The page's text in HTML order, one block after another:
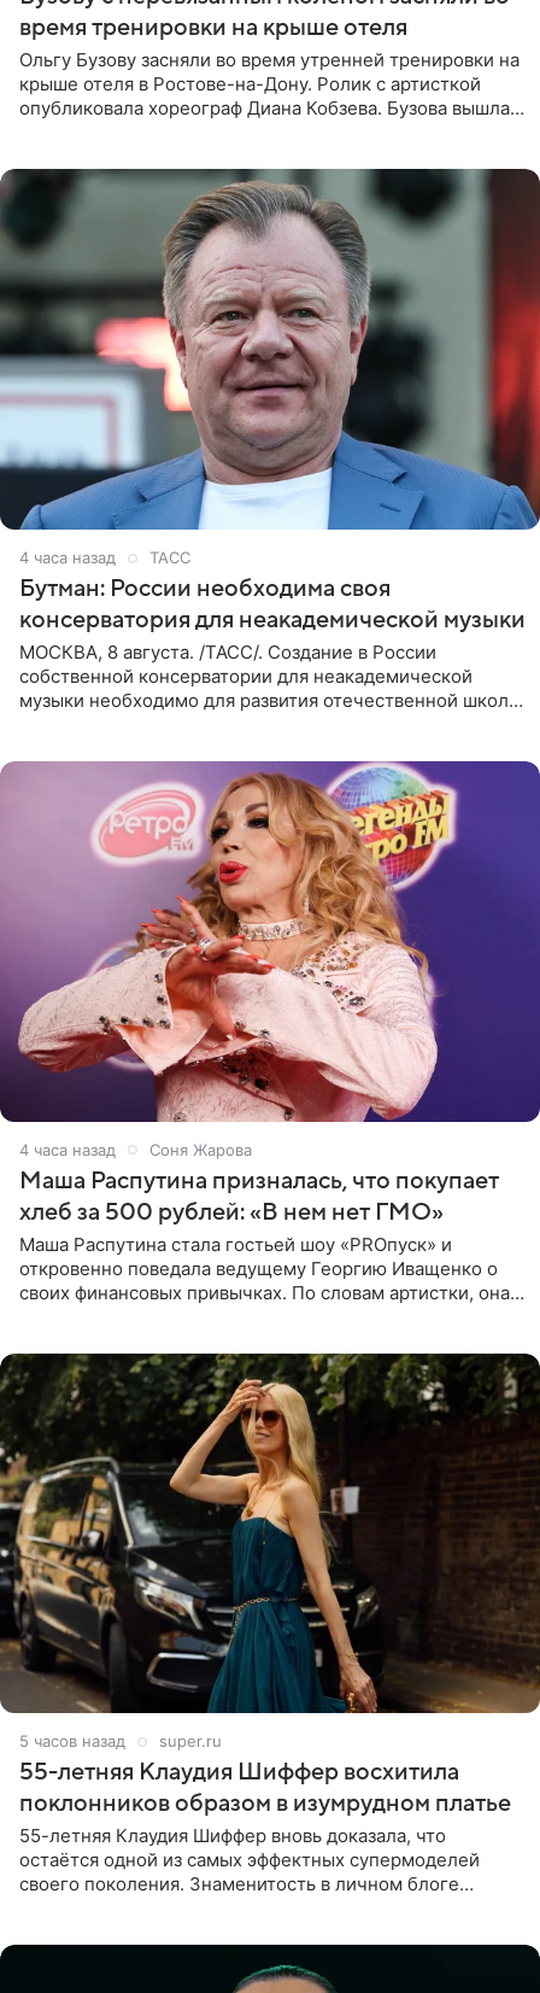
время тренировки на крыше отеля
Ольгу Бузову засняли во время утренней тренировки на
крыше отеля в Ростове-на-Дону. Ролик с артисткой
опубликовала хореограф Диана Кобзева. Бузова вышла
4 часа назад ТАСС
Бутман: России необходима своя
консерватория для неакадемической музыки
МОСКВА, 8 августа. /ТАСС/. Создание в России
собственной консерватории для неакадемической
музыки необходимо для развития отечественной школы
4 часа назад Соня Жарова
Маша Распутина призналась, что покупает
хлеб за 500 рублей: «В нем нет ГМО»
Маша Распутина стала гостьей шоу «PROпуск» и
откровенно поведала ведущему Георгию Иващенко о
своих финансовых привычках. По словам артистки, она
5 часов назад super.ru
55-летняя Клаудия Шиффер восхитила
поклонников образом в изумрудном платье
55-летняя Клаудия Шиффер вновь доказала, что
остаётся одной из самых эффектных супермоделей
своего поколения. Знаменитость в личном блоге